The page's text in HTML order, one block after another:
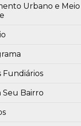
Urbano e Meio
Fundiários
Seu Bairro